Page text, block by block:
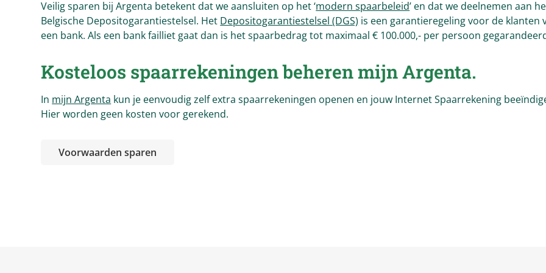
Veilig sparen bij Argenta betekent dat we aansluiten op het ‘modern spaarbeleid’ en dat we deelnemen aan
Belgische Depositogarantiestelsel. Het Depositogarantiestelsel (DGS) is een garantieregeling voor de klanten
een bank. Als een bank failliet gaat dan is het spaarbedrag tot maximaal € 100.000,- per persoon
Kosteloos spaarrekeningen beheren mijnArgenta.
In mijn Argenta kun je eenvoudig zelf extra spaarrekeningen openen en jouw Internet Spaarrekening
Hier worden geen kosten voor gerekend.
Voorwaarden sparen